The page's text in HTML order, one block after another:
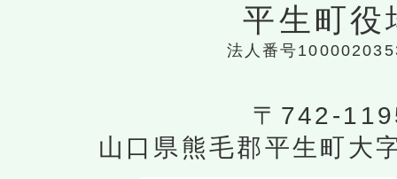
平生町役
法人番号
〒742-
山口県熊毛郡平生町大